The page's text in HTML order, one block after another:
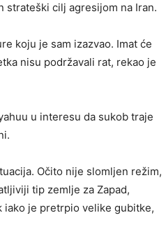
strateški cilj agresijom na Iran.
koju je sam izazvao. Imat će
nisu podržavali rat, rekao je
u interesu da sukob traje
Očito nije slomljen režim,
tip zemlje za Zapad,
iako je pretrpio velike gubitke,